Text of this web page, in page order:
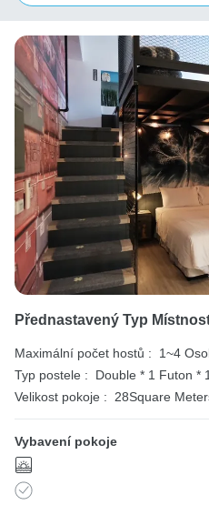
Přednastavený Typ
Maximální počet hostů :
1~4
Typ postele :
Double * 1 Futon * 1
Velikost pokoje :
28Square
Vybavení pokoje